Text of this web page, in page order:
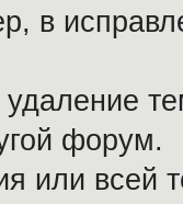
в
удаление
форум.
или всей